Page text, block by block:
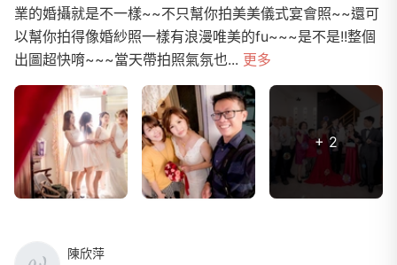
業的婚攝就是不一樣~~不只幫你拍美美儀式宴會照~~還可
以幫你拍得像婚紗照一樣有浪漫唯美的fu~~~是不是!!整個
出圖超快唷~~~當天帶拍照氣氛也... 更多
+ 2
陳欣萍